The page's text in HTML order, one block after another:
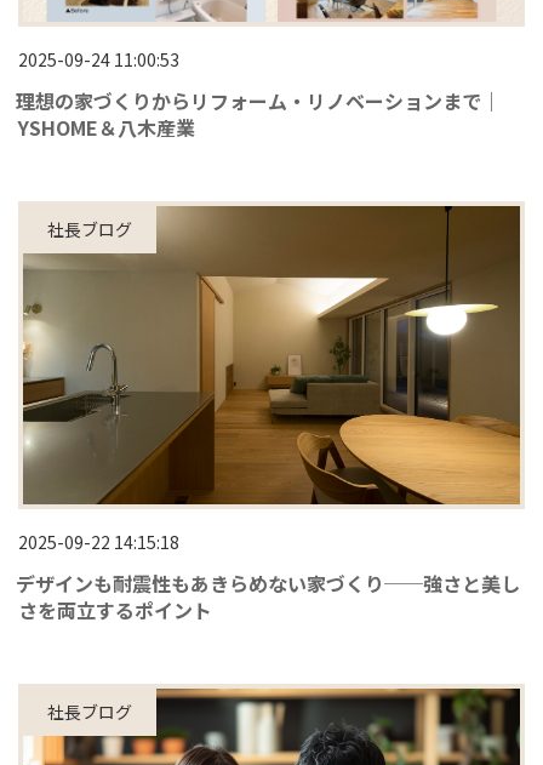
2025-09-24 11:00:53
理想の家づくりからリフォーム・リノベーションまで｜
YSHOME＆八木産業
社長ブログ
2025-09-22 14:15:18
デザインも耐震性もあきらめない家づくり──強さと美し
さを両立するポイント
社長ブログ